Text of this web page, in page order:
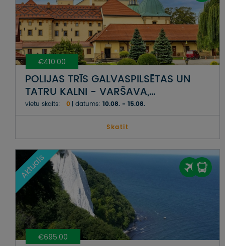
PIEMIŅAS ISTABA
IMPRO PRIVĀTUMA POLITIKA
Seko mums:
€410.00
POLIJAS TRĪS GALVASPILSĒTAS UN
TATRU KALNI - VARŠAVA,
ČENSTOHOVA, ZAKOPANE, KRAKOVA
vietu skaits: 0 datums: 10.08. - 15.08.
Skatit
€695.00
Aktuals